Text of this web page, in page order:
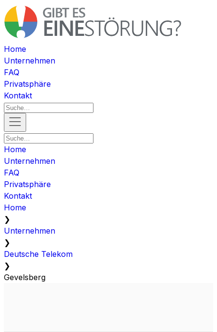
Home
Unternehmen
FAQ
Privatsphäre
Kontakt
Home
Unternehmen
FAQ
Privatsphäre
Kontakt
Home
❯
Unternehmen
❯
Deutsche Telekom
❯
Gevelsberg